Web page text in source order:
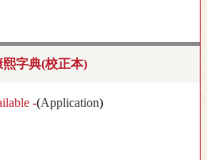
熙字典(校正本)
-(Application)